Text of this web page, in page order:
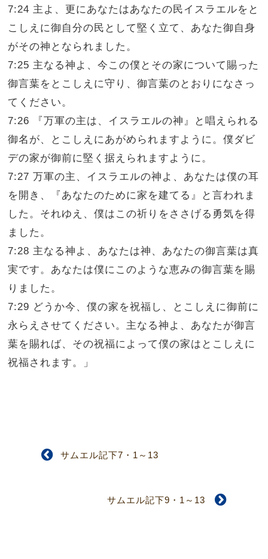
7:24 主よ、更にあなたはあなたの民イスラエルをと
こしえに御自分の民として堅く立て、あなた御自身
がその神となられました。
7:25 主なる神よ、今この僕とその家について賜った
御言葉をとこしえに守り、御言葉のとおりになさっ
てください。
7:26 『万軍の主は、イスラエルの神』と唱えられる
御名が、とこしえにあがめられますように。僕ダビ
デの家が御前に堅く据えられますように。
7:27 万軍の主、イスラエルの神よ、あなたは僕の耳
を開き、『あなたのために家を建てる』と言われま
した。それゆえ、僕はこの祈りをささげる勇気を得
ました。
7:28 主なる神よ、あなたは神、あなたの御言葉は真
実です。あなたは僕にこのような恵みの御言葉を賜
りました。
7:29 どうか今、僕の家を祝福し、とこしえに御前に
永らえさせてください。主なる神よ、あなたが御言
葉を賜れば、その祝福によって僕の家はとこしえに
祝福されます。」
サムエル記下7・1～13
サムエル記下9・1～13